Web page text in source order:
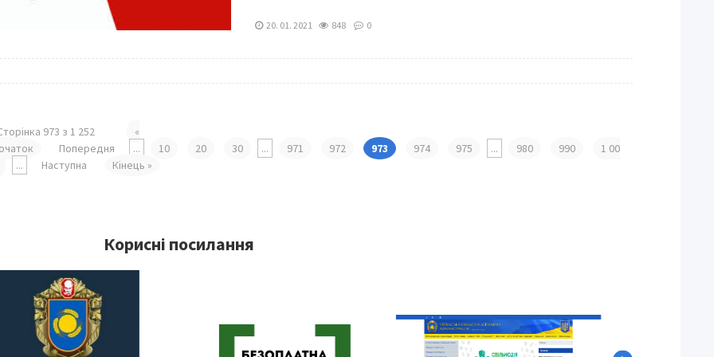
20. 01. 2021 848 0
973 з 1 252
«
Попередня ... 10 20 30 ... 971 972 973 974 975 ... 980 990
1 00
...
Наступна Кінець »
Корисні посилання